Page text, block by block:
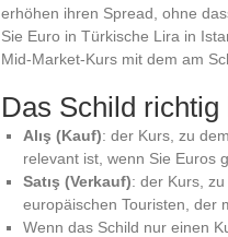
erhöhen ihren Spread, ohne
Sie Euro in Türkische Lira in
Mid-Market-Kurs mit dem am
Das Schild richtig
Alış (Kauf): der Kurs, zu
relevant ist, wenn Sie Euros
Satış (Verkauf): der Kurs,
europäischen Touristen, der
Wenn das Schild nur einen